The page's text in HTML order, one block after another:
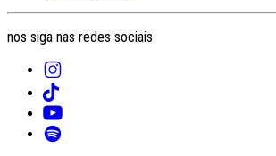
nos siga nas redes sociais